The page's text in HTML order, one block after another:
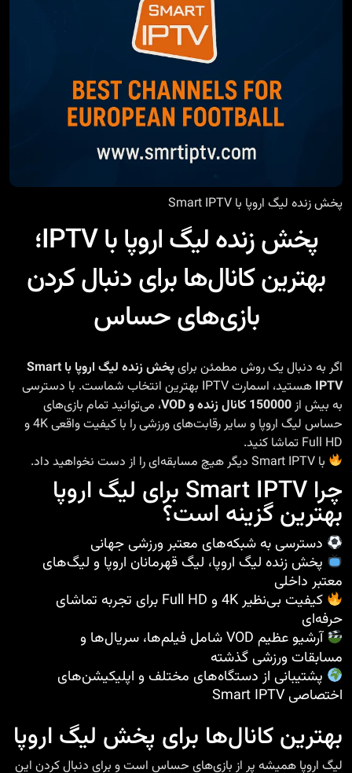
پخش زنده لیگ اروپا با Smart IPTV
پخش زنده لیگ اروپا با IPTV؛
بهترین کانال‌ها برای دنبال کردن
بازی‌های حساس
اگر به دنبال یک روش مطمئن برای
پخش زنده لیگ اروپا با Smart
IPTV
هستید، اسمارت IPTV بهترین انتخاب شماست. با دسترسی
به بیش از150000 کانال زنده و VOD
، می‌توانید تمام بازی‌های
حساس لیگ اروپا و سایر رقابت‌های ورزشی را با کیفیت واقعی 4K و
Full HD تماشا کنید.
با Smart IPTV دیگر هیچ مسابقه‌ای را از دست نخواهید داد.
چرا Smart IPTV برای لیگ اروپا
بهترین گزینه است؟
دسترسی به شبکه‌های معتبر ورزشی جهانی
پخش زنده لیگ اروپا، لیگ قهرمانان اروپا و لیگ‌های
معتبر داخلی
کیفیت بی‌نظیر 4K و Full HD برای تجربه تماشای
حرفه‌ای
آرشیو عظیم VOD شامل فیلم‌ها، سریال‌ها و
مسابقات ورزشی گذشته
پشتیبانی از دستگاه‌های مختلف و اپلیکیشن‌های
اختصاصی Smart IPTV
بهترین کانال‌ها برای پخش لیگ اروپا
لیگ اروپا همیشه پر از بازی‌های حساس است و برای دنبال کردن این